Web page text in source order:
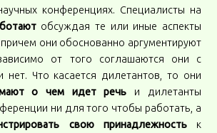
конференциях. Специалисты на
обсуждая те или иные аспекты
они обоснованно аргументируют
от того соглашаются они с
нет. Что касается дилетантов, то они
о чем идет речь и дилетанты
ни для того чтобы работать, а
свою принадлежностьк